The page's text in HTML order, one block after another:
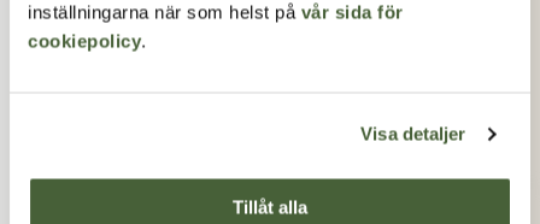
inställningarna när som helst på vår sida för
cookiepolicy.
Visa detaljer
Tillåt alla